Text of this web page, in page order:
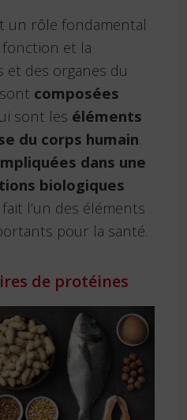
un rôle fondamental
et la
et des organes du
composées
sont les éléments
du corps humain.
dans une
biologiques
l’un des éléments
pour la santé.
de protéines